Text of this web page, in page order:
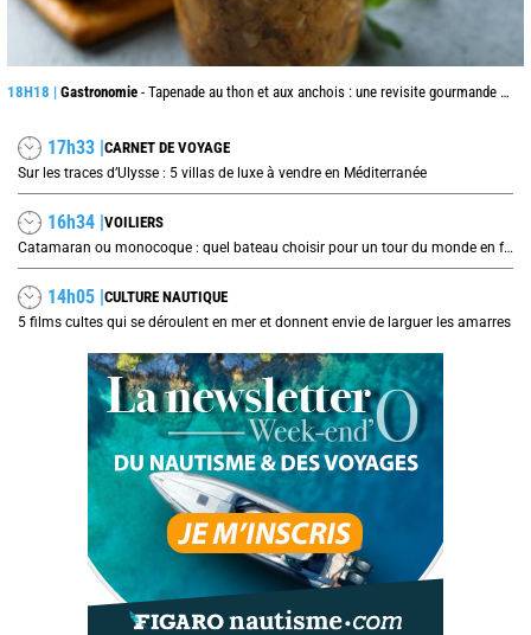
18H18 | Gastronomie - Tapenade au thon et aux anchois : une revisite gourmande du grand classique provençal
17h33 |CARNET DE VOYAGE
Sur les traces d’Ulysse : 5 villas de luxe à vendre en Méditerranée
16h34 |VOILIERS
Catamaran ou monocoque : quel bateau choisir pour un tour du monde en famille ?
14h05 |CULTURE NAUTIQUE
5 films cultes qui se déroulent en mer et donnent envie de larguer les amarres